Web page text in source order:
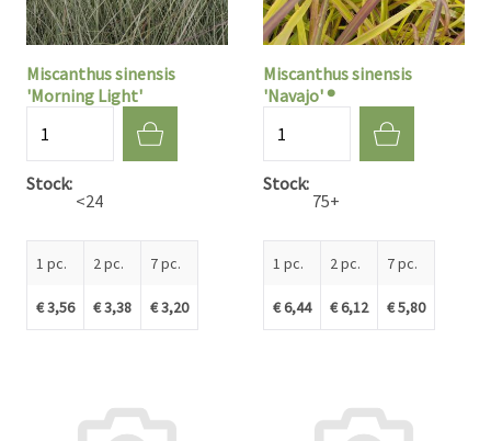
Miscanthus sinensis
'Morning Light'
Stock
<24
1 pc.
€ 3,56
2 pc.
€ 3,38
7 pc.
€ 3,20
Miscanthus sinensis
'Navajo' ®
Stock
75+
1 pc.
€ 6,44
2 pc.
€ 6,12
7 pc.
€ 5,80